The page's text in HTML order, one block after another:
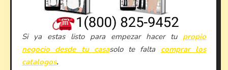
Si ya estas listo para empezar hacer tu propio
negocio desde tu casasolo te falta comprar los
catalogos.